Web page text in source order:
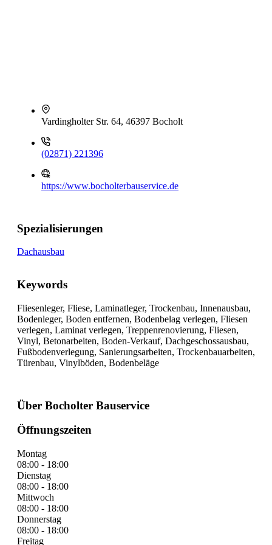
Vardingholter Str. 64, 46397 Bocholt
(02871) 221396
https://www.bocholterbauservice.de
Spezialisierungen
Dachausbau
Keywords
Fliesenleger, Fliese, Laminatleger, Trockenbau, Innenausbau,
Bodenleger, Boden entfernen, Bodenbelag verlegen, Fliesen
verlegen, Laminat verlegen, Treppenrenovierung, Fliesen,
Vinyl, Betonarbeiten, Boden-Verkauf, Dachgeschossausbau,
Fußbodenverlegung, Sanierungsarbeiten, Trockenbauarbeiten,
Türenbau, Vinylböden, Bodenbeläge
Über Bocholter Bauservice
Öffnungszeiten
Montag
08:00 - 18:00
Dienstag
08:00 - 18:00
Mittwoch
08:00 - 18:00
Donnerstag
08:00 - 18:00
Freitag